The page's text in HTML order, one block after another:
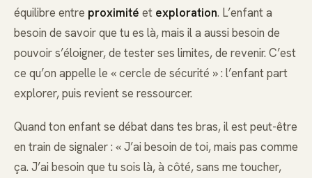
équilibre entre proximité et exploration. L’enfant a
besoin de savoir que tu es là, mais il a aussi besoin de
pouvoir s’éloigner, de tester ses limites, de revenir. C’est
ce qu’on appelle le « cercle de sécurité » : l’enfant part
explorer, puis revient se ressourcer.
Quand ton enfant se débat dans tes bras, il est peut-être
en train de signaler : « J’ai besoin de toi, mais pas comme
ça. J’ai besoin que tu sois là, à côté, sans me toucher,